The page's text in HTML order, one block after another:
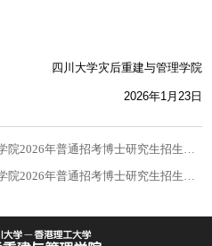
四川大学灾后重建与管理学院
2026年1月 23日
上一篇：四川大学灾后重建与管理学院2026年普通招考博士研究生招生复试通知
下一篇：四川大学灾后重建与管理学院2026年普通招考博士研究生招生简章